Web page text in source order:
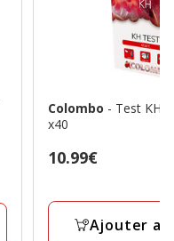
Colombo - Test KH
x40
Prix
10.99€
Ajouter